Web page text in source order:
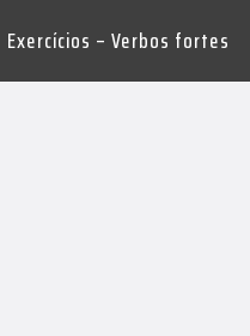
Exercícios – Verbos fortes